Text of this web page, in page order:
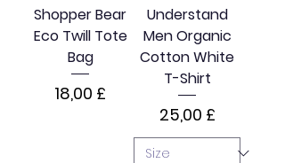
Shopper Bear
Eco Twill Tote
Bag
Pris
18,00 £
Understand
Men Organic
Cotton White
T-Shirt
Pris
25,00 £